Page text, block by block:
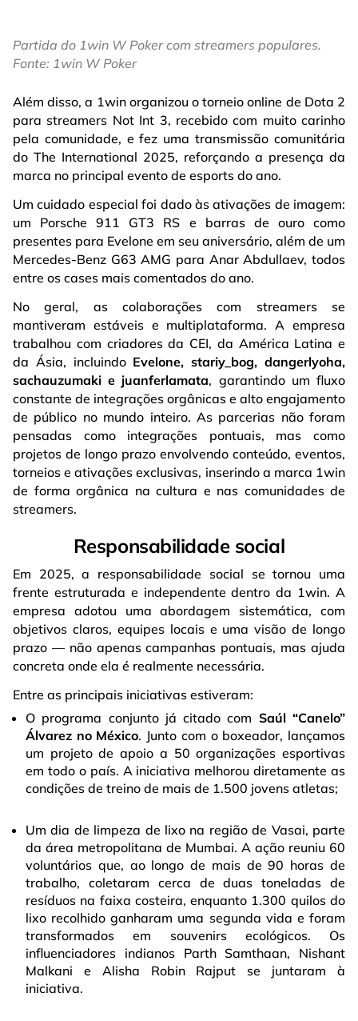
Partida do 1win W Poker com streamers populares.
Fonte: 1win W Poker
Além disso, a 1win organizou o torneio online de Dota 2
para streamers Not Int 3, recebido com muito carinho
pela comunidade, e fez uma transmissão comunitária
do The International 2025, reforçando a presença da
marca no principal evento de esports do ano.
Um cuidado especial foi dado às ativações de imagem:
um Porsche 911 GT3 RS e barras de ouro como
presentes para Evelone em seu aniversário, além de um
Mercedes-Benz G63 AMG para Anar Abdullaev, todos
entre os cases mais comentados do ano.
No geral, as colaborações com streamers se
mantiveram estáveis e multiplataforma. A empresa
trabalhou com criadores da CEI, da América Latina e
da Ásia, incluindo Evelone, stariy_bog, dangerlyoha,
sachauzumaki e juanferlamata, garantindo um fluxo
constante de integrações orgânicas e alto engajamento
de público no mundo inteiro. As parcerias não foram
pensadas como integrações pontuais, mas como
projetos de longo prazo envolvendo conteúdo, eventos,
torneios e ativações exclusivas, inserindo a marca 1win
de forma orgânica na cultura e nas comunidades de
streamers.
Responsabilidade social
Em 2025, a responsabilidade social se tornou uma
frente estruturada e independente dentro da 1win. A
empresa adotou uma abordagem sistemática, com
objetivos claros, equipes locais e uma visão de longo
prazo — não apenas campanhas pontuais, mas ajuda
concreta onde ela é realmente necessária.
Entre as principais iniciativas estiveram:
O programa conjunto já citado com Saúl “Canelo”
Álvarez no México. Junto com o boxeador, lançamos
um projeto de apoio a 50 organizações esportivas
em todo o país. A iniciativa melhorou diretamente as
condições de treino de mais de 1.500 jovens atletas;
Um dia de limpeza de lixo na região de Vasai, parte
da área metropolitana de Mumbai. A ação reuniu 60
voluntários que, ao longo de mais de 90 horas de
trabalho, coletaram cerca de duas toneladas de
resíduos na faixa costeira, enquanto 1.300 quilos do
lixo recolhido ganharam uma segunda vida e foram
transformados em souvenirs ecológicos. Os
influenciadores indianos Parth Samthaan, Nishant
Malkani e Alisha Robin Rajput se juntaram à
iniciativa.